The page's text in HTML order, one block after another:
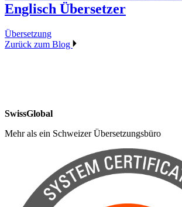
Englisch Übersetzer
Übersetzung
Zurück zum Blog
SwissGlobal
Mehr als ein Schweizer Übersetzungsbüro